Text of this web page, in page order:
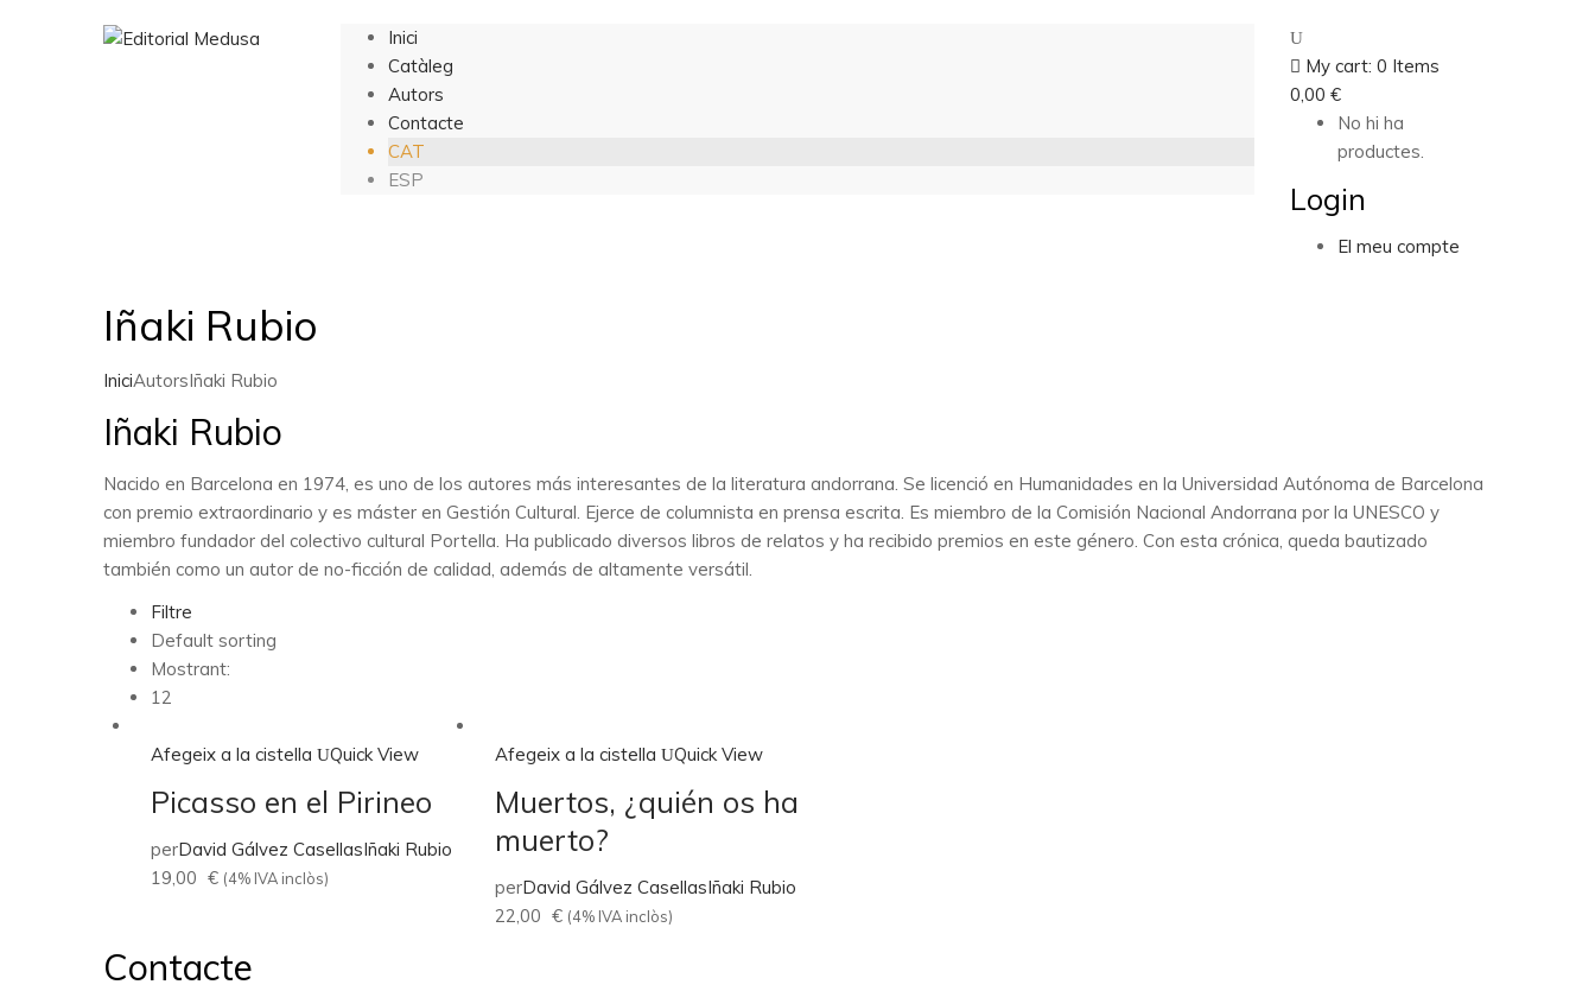
Inici
Catàleg
Autors
Contacte
CAT
ESP
My cart: 0 Items
0,00 €
No hi ha
productes.
Login
El meu compte
Iñaki Rubio
IniciAutorsIñaki Rubio
Iñaki Rubio
Nacido en Barcelona en 1974, es uno de los autores más interesantes de la literatura andorrana. Se licenció en Humanidades en la Universidad Autónoma de Barcelona
con premio extraordinario y es máster en Gestión Cultural. Ejerce de columnista en prensa escrita. Es miembro de la Comisión Nacional Andorrana por la UNESCO y
miembro fundador del colectivo cultural Portella. Ha publicado diversos libros de relatos y ha recibido premios en este género. Con esta crónica, queda bautizado
también como un autor de no-ficción de calidad, además de altamente versátil.
Filtre
Default sorting
Mostrant:
12
Afegeix a la cistella Quick View
Picasso en el Pirineo
perDavid Gálvez CasellasIñaki Rubio
19,00 € (4% IVA inclòs)
Afegeix a la cistella Quick View
Muertos, ¿quién os ha
muerto?
perDavid Gálvez CasellasIñaki Rubio
22,00 € (4% IVA inclòs)
Contacte